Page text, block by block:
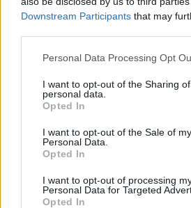
Downstream Participants that may
Personal Data Processing Opt
I want to opt-out of the Sharing
personal data.
Opted In
I want to opt-out of the Sale of my
Personal Data.
Opted In
I want to opt-out of processing
Personal Data for Targeted
Opted In